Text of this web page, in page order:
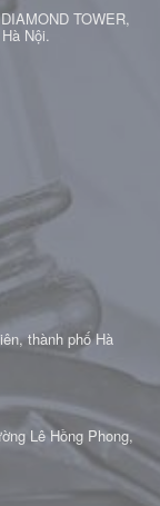
TOWER,
Nội.
thành phố Hà
Lê Hồng Phong,